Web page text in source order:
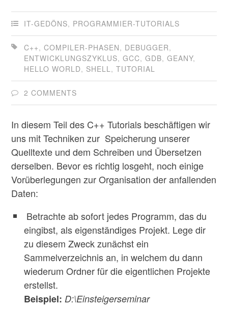
IT-GEDÖNS, PROGRAMMIER-TUTORIALS
C++,COMPILER-PHASEN, DEBUGGER,
ENTWICKLUNGSZYKLUS,GCC,GDB,GEANY,
HELLO WORLD, SHELL ,TUTORIAL
2 COMMENTS
In diesem Teil des C++ Tutorials beschäftigen wir
uns mit Techniken zur Speicherung unserer
Quelltexte und dem Schreiben und Übersetzen
derselben. Bevor es richtig losgeht, noch einige
Vorüberlegungen zur Organisation der anfallenden
Daten:
Betrachte ab sofort jedes Programm, das du
eingibst, als eigenständiges Projekt. Lege dir
zu diesem Zweck zunächst ein
Sammelverzeichnis an, in welchem du dann
wiederum Ordner für die eigentlichen Projekte
erstellst.
Beispiel: D:\Einsteigerseminar